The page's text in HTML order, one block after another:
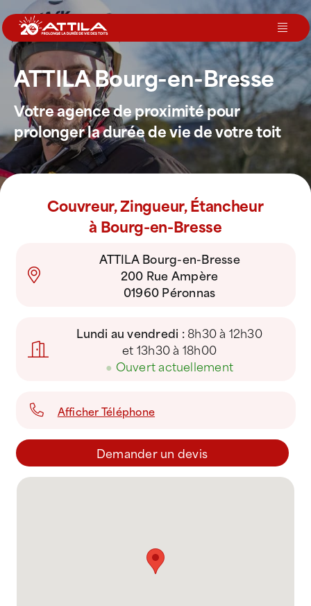
Passer
au
contenu
Le groupe
Nos services
Nos agences
Votre toit
Rejoignez-nous
ATTILA Bourg-en-Bresse
Votre agence de proximité pour
prolonger la durée de vie de votre toit
Couvreur, Zingueur, Étancheur
à Bourg-en-Bresse
ATTILA Bourg-en-Bresse
200 Rue Ampère
01960 Péronnas
Lundi au vendredi :8h30 à 12h30
et 13h30 à 18h00
● Ouvert actuellement
Afficher Téléphone
Demander un devis